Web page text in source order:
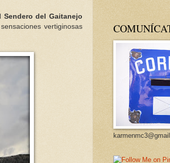
Sendero del Gaitanejo
vertiginosas